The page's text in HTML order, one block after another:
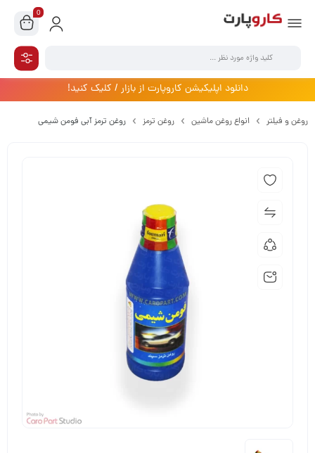
0
دانلود اپلیکیشن کاروپارت از بازار / کلیک کنید!
روغن و فیلتر انواع روغن ماشین روغن ترمز روغن ترمز آبی فومن شیمی